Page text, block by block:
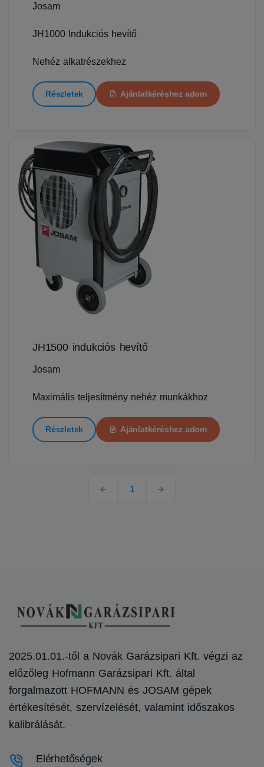
Josam
JH1000 Indukciós hevítő
Nehéz alkatrészekhez
Részletek Ajánlatkéréshez adom
JH1500 indukciós hevítő
Josam
Maximális teljesítmény nehéz munkákhoz
Részletek Ajánlatkéréshez adom
1
2025.01.01.-től a Novák Garázsipari Kft. végzi az
előzőleg Hofmann Garázsipari Kft. által
forgalmazott HOFMANN és JOSAM gépek
értékesítését, szervízelését, valamint időszakos
kalibrálását.
Elérhetőségek